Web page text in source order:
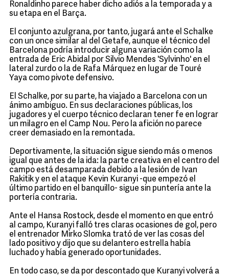
Ronaldinho parece haber dicho adiós a la temporada y a
su etapa en el Barça.
El conjunto azulgrana, por tanto, jugará ante el Schalke
con un once similar al del Getafe, aunque el técnico del
Barcelona podría introducir alguna variación como la
entrada de Eric Abidal por Silvio Mendes 'Sylvinho' en el
lateral zurdo o la de Rafa Márquez en lugar de Touré
Yaya como pivote defensivo.
El Schalke, por su parte, ha viajado a Barcelona con un
ánimo ambiguo. En sus declaraciones públicas, los
jugadores y el cuerpo técnico declaran tener fe en lograr
un milagro en el Camp Nou. Pero la afición no parece
creer demasiado en la remontada.
Deportivamente, la situación sigue siendo más o menos
igual que antes de la ida: la parte creativa en el centro del
campo está desamparada debido a la lesión de Ivan
Rakitik y en el ataque Kevin Kuranyi -que empezó el
último partido en el banquillo- sigue sin puntería ante la
portería contraria.
Ante el Hansa Rostock, desde el momento en que entró
al campo, Kuranyi falló tres claras ocasiones de gol, pero
el entrenador Mirko Slomka trató de ver las cosas del
lado positivo y dijo que su delantero estrella había
luchado y había generado oportunidades.
En todo caso, se da por descontado que Kuranyi volverá a